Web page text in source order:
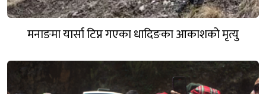
मनाङमा यार्सा टिप्न गएका धादिङका आकाशको मृत्यु